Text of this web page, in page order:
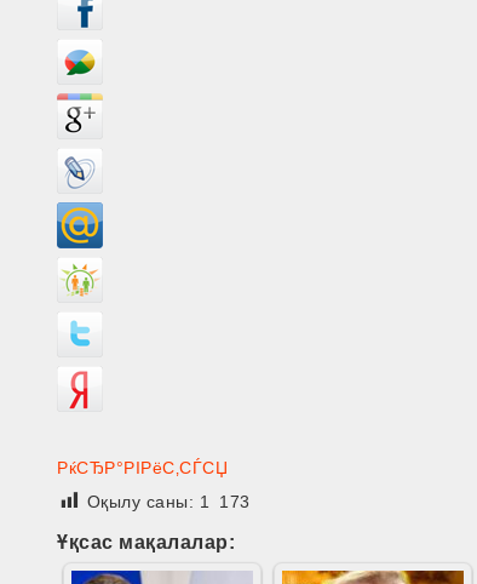
РќСЂР°РІРёС‚СЃСЏ
Оқылу саны: 1 173
Ұқсас мақалалар: